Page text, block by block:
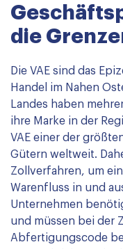
die
Die VAE sind das
Handel im Nahen
Landes haben
ihre Marke in der
VAE einer der
Gütern weltweit.
Zollverfahren, um
Warenfluss in und
Unternehmen
und müssen bei der
Abfertigungscode